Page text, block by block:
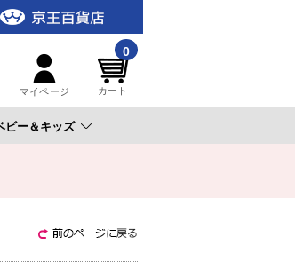
マイページ
0
カート
ビー＆キッズ